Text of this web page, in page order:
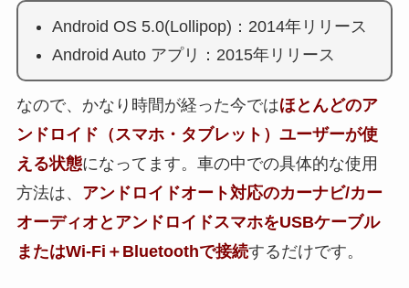
Android OS 5.0(Lollipop)：2014年リリース
Android Auto アプリ：2015年リリース
なので、かなり時間が経った今ではほとんどのア
ンドロイド（スマホ・タブレット）ユーザーが使
える状態になってます。車の中での具体的な使用
方法は、 アンドロイドオート対応のカーナビ/カー
オーディオとアンドロイドスマホをUSBケーブル
またはWi-Fi＋Bluetoothで接続するだけです。